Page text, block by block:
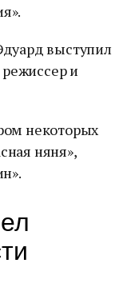
выступил
режиссер и
некоторых
няня»,